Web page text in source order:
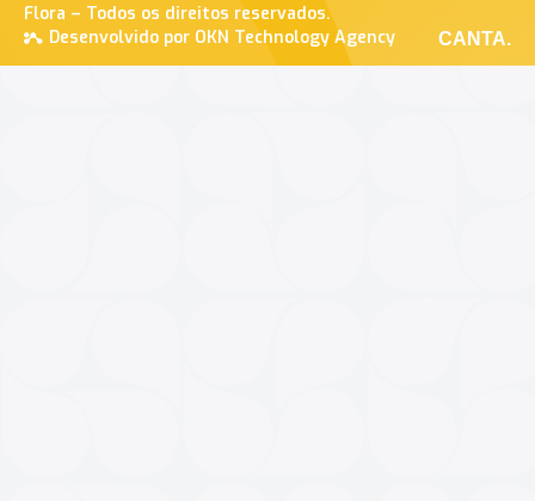
Flora – Todos os direitos reservados.
Desenvolvido por OKN Technology Agency
CANTA.